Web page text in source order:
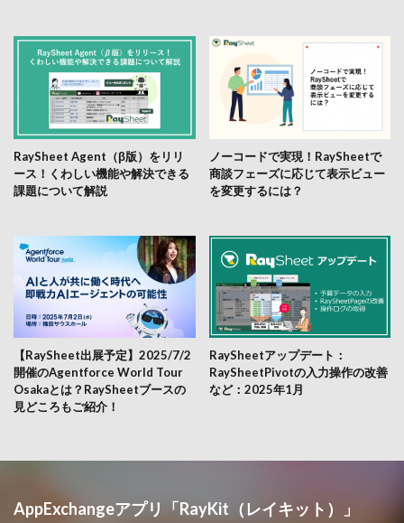
RaySheet Agent（β版）をリリ
ース！くわしい機能や解決できる
課題について解説
ノーコードで実現！RaySheetで
商談フェーズに応じて表示ビュー
を変更するには？
【RaySheet出展予定】2025/7/2
開催のAgentforce World Tour
Osakaとは？RaySheetブースの
見どころもご紹介！
RaySheetアップデート：
RaySheetPivotの入力操作の改善
など：2025年1月
AppExchangeアプリ「RayKit（レイキット）」